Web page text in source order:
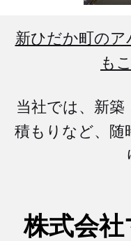
新ひだか町のア
も
当社では、新
積もりなど、随
株式会